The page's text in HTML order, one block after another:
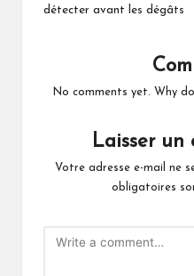
détecter avant les dégâts
No comments yet. Why
Laisser un
Votre adresse e-mail ne
obligatoires